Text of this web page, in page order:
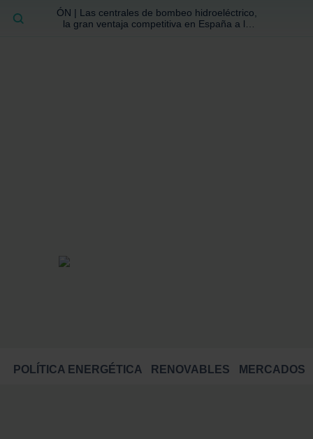
ÓN | Las centrales de bombeo hidroeléctrico,
la gran ventaja competitiva en España a la
POLÍTICA ENERGÉTICA RENOVABLES MERCADOS
BUSCAR